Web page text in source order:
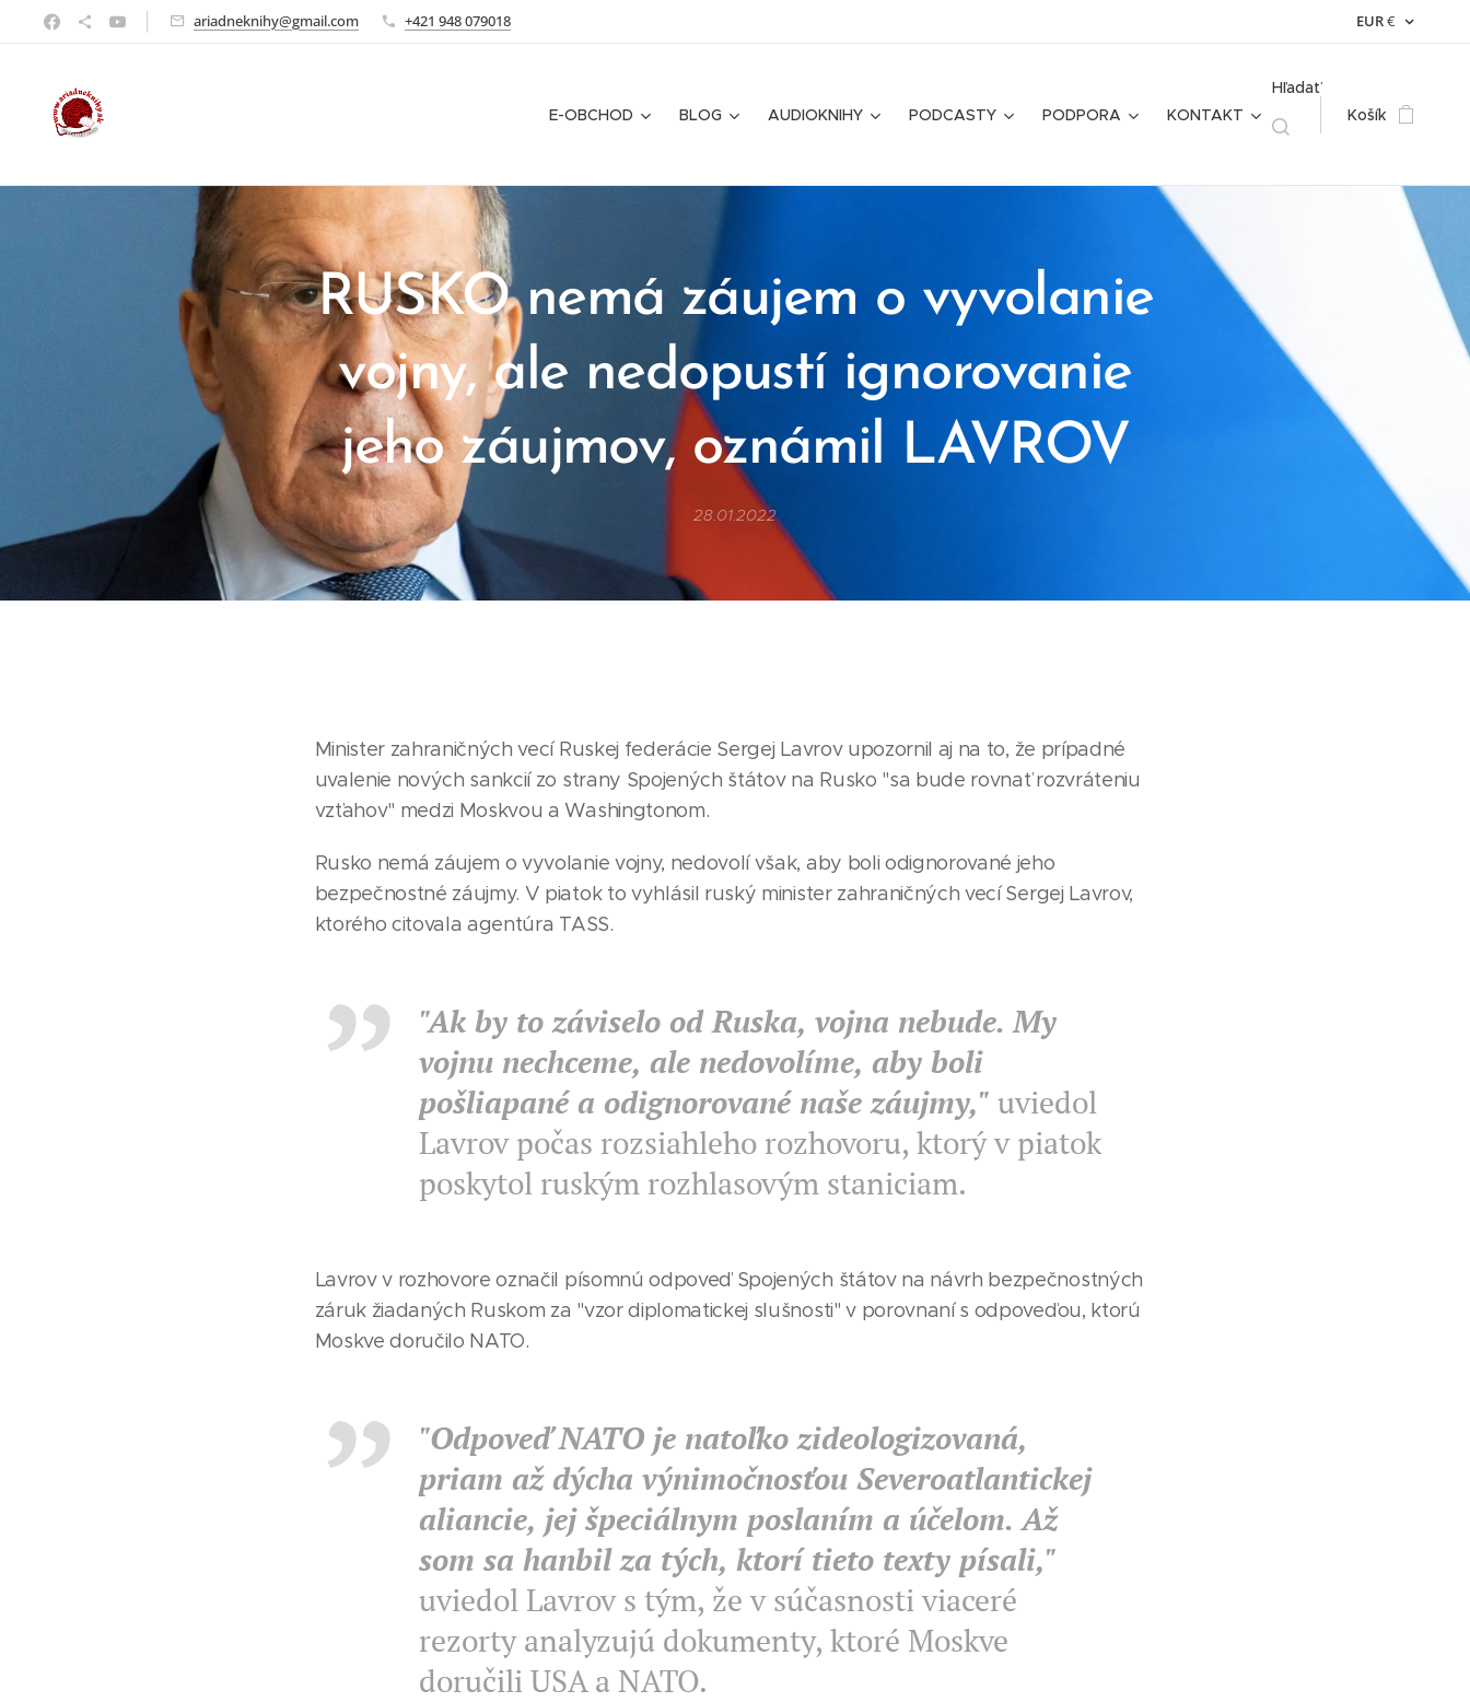
ariadneknihy@gmail.com +421 948 079018 EUR€
E-OBCHOD BLOG AUDIOKNIHY PODCASTY PODPORA KONTAKT
Hľadať
Košík
RUSKO nemá záujem o vyvolanie
vojny, ale nedopustí ignorovanie
jeho záujmov, oznámil LAVROV
28.01.2022
Minister zahraničných vecí Ruskej federácie Sergej Lavrov upozornil aj na to, že prípadné
uvalenie nových sankcií zo strany Spojených štátov na Rusko "sa bude rovnať rozvráteniu
vzťahov" medzi Moskvou a Washingtonom.
Rusko nemá záujem o vyvolanie vojny, nedovolí však, aby boli odignorované jeho
bezpečnostné záujmy. V piatok to vyhlásil ruský minister zahraničných vecí Sergej Lavrov,
ktorého citovala agentúra TASS.
"Ak by to záviselo od Ruska, vojna nebude. My
vojnu nechceme, ale nedovolíme, aby boli
pošliapané a odignorované naše záujmy," uviedol
Lavrov počas rozsiahleho rozhovoru, ktorý v piatok
poskytol ruským rozhlasovým staniciam.
Lavrov v rozhovore označil písomnú odpoveď Spojených štátov na návrh bezpečnostných
záruk žiadaných Ruskom za "vzor diplomatickej slušnosti" v porovnaní s odpoveďou, ktorú
Moskve doručilo NATO.
"Odpoveď NATO je natoľko zideologizovaná,
priam až dýcha výnimočnosťou Severoatlantickej
aliancie, jej špeciálnym poslaním a účelom. Až
som sa hanbil za tých, ktorí tieto texty písali,"
uviedol Lavrov s tým, že v súčasnosti viaceré
rezorty analyzujú dokumenty, ktoré Moskve
doručili USA a NATO.